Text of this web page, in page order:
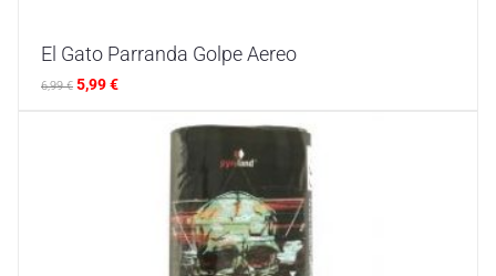
El Gato Parranda Golpe Aereo
6,99€ 5,99€